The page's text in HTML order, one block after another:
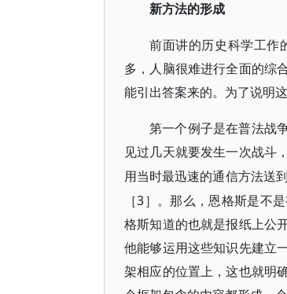
新方法的形成
前面讲的历史科学工作
多，人脑很难进行全面的综
能引出答案来的。为了说明
第一个例子是在普法战
见过几天就要发生一次战斗
用当时最迅速的通信方法送
［3］。那么，恩格斯是不
格斯知道的也就是报纸上公
他能够运用这些知识先建立
架相应的位置上，这也就明